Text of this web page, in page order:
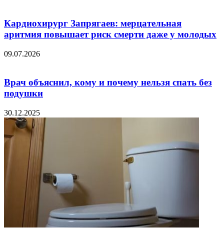
Кардиохирург Запрягаев: мерцательная
аритмия повышает риск смерти даже у молодых
09.07.2026
Врач объяснил, кому и почему нельзя спать без
подушки
30.12.2025